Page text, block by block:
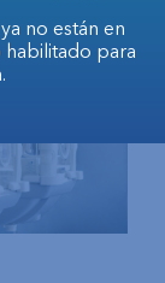
no están en
habilitado para